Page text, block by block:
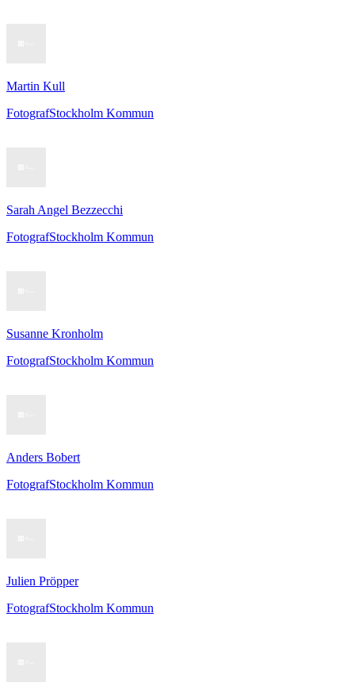
Martin Kull
FotografStockholm Kommun
Sarah Angel Bezzecchi
FotografStockholm Kommun
Susanne Kronholm
FotografStockholm Kommun
Anders Bobert
FotografStockholm Kommun
Julien Pröpper
FotografStockholm Kommun